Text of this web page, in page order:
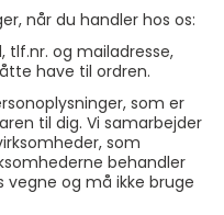
når du handler hos os:
tlf.nr. og mailadresse,
have til ordren.
som er
til dig. Vi samarbejder
som
behandler
vegne og må ikke bruge